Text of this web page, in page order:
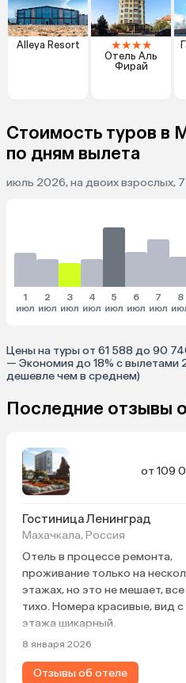
Alleya Resort ★★★★
Отель Аль
Фирай
Стоимость туров в
по дням вылета
июль 2026, на двоих взрослых,
1
июл
2
июл
3
июл
4
июл
5
июл
6
июл
7
июл
8
Цены на туры от 61 588 до 90
— Экономия до 18% с вылетами
дешевле чем в среднем)
Последние отзывы
от 109
Гостиница Ленинград
Махачкала, Россия
Отель в процессе ремонта,
проживание только на
этажах, но это не мешает, все
тихо. Номера красивые, вид с
этажа шикарный.
8 января 2026
Отзывы об отеле